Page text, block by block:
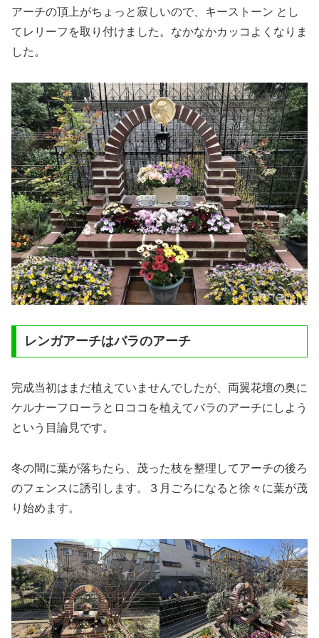
アーチの頂上がちょっと寂しいので、キーストーン とし
てレリーフを取り付けました。なかなかカッコよくなりま
した。
レンガアーチはバラのアーチ
完成当初はまだ植えていませんでしたが、両翼花壇の奥に
ケルナーフローラとロココを植えてバラのアーチにしよう
という目論見です。
冬の間に葉が落ちたら、茂った枝を整理してアーチの後ろ
のフェンスに誘引します。３月ごろになると徐々に葉が茂
り始めます。